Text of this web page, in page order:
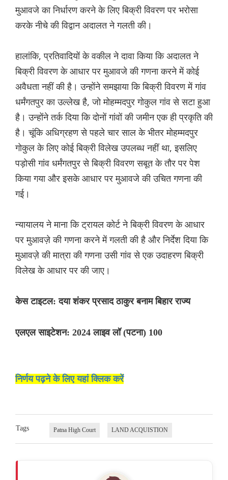
मुआवजे का निर्धारण करने के लिए बिक्री विवरण पर भरोसा
करके नीचे की विद्वान अदालत ने गलती की।
हालांकि, प्रतिवादियों के वकील ने दावा किया कि अदालत ने
बिक्री विवरण के आधार पर मुआवजे की गणना करने में कोई
अवैधता नहीं की है। उन्होंने समझाया कि बिक्री विवरण में गांव
धर्मंगतपुर का उल्लेख है, जो मोहम्मदपुर गोकुल गांव से सटा हुआ
है। उन्होंने तर्क दिया कि दोनों गांवों की जमीन एक ही प्रकृति की
है। चूंकि अधिग्रहण से पहले चार साल के भीतर मोहम्मदपुर
गोकुल के लिए कोई बिक्री विलेख उपलब्ध नहीं था, इसलिए
पड़ोसी गांव धर्मंगतपुर से बिक्री विवरण सबूत के तौर पर पेश
किया गया और इसके आधार पर मुआवजे की उचित गणना की
गई।
न्यायालय ने माना कि ट्रायल कोर्ट ने बिक्री विवरण के आधार
पर मुआवज़े की गणना करने में गलती की है और निर्देश दिया कि
मुआवज़े की मात्रा की गणना उसी गांव से एक उदाहरण बिक्री
विलेख के आधार पर की जाए।
केस टाइटल: दया शंकर प्रसाद ठाकुर बनाम बिहार राज्य
एलएल साइटेशन: 2024 लाइव लॉ (पटना) 100
निर्णय पढ़ने के लिए यहां क्लिक करें
Tags Patna High Court LAND ACQUISTION